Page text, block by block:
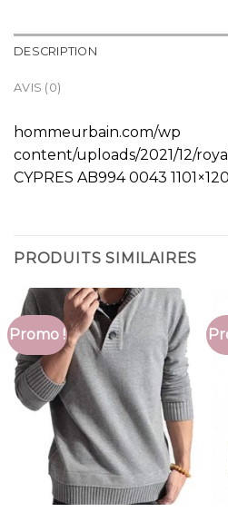
DESCRIPTION
AVIS (0)
hommeurbain.com/wp
content/uploads/2021/12/
CYPRES AB994 0043
PRODUITS SIMILAIRES
Promo !